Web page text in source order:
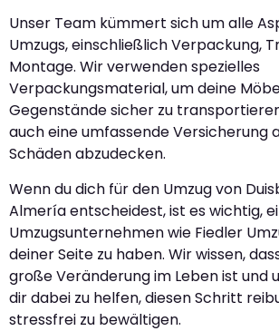
Unser Team kümmert sich um alle
Umzugs, einschließlich Verpackung,
Montage. Wir verwenden spezielles
Verpackungsmaterial, um deine
Gegenstände sicher zu
auch eine umfassende Versicherung
Schäden abzudecken.
Wenn du dich für den Umzug von
Almería entscheidest, ist es wichtig,
Umzugsunternehmen wie Fiedler
deiner Seite zu haben. Wir wissen,
große Veränderung im Leben ist und
dir dabei zu helfen, diesen Schritt
stressfrei zu bewältigen.